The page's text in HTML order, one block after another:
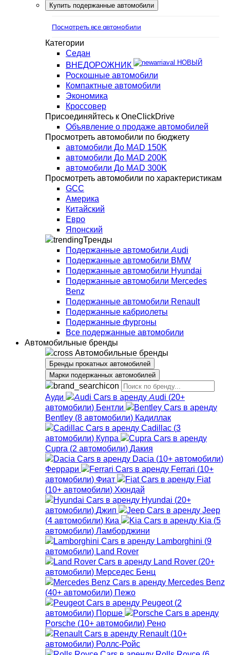
Купить подержанные автомобили
Посмотреть все автомобили
Категории
Седан
ВНЕДОРОЖНИК
НОВЫЙ
Роскошные автомобили
Компактные автомобили
Экономика
Кроссовер
Присоединяйтесь к OneClickDrive
Объявление о продаже автомобилей
Просмотреть автомобили по бюджету
автомобили До MAD 150K
автомобили До MAD 200K
автомобили До MAD 300K
Просмотреть автомобили по характеристикам
GCC
Америка
Китайский
Евро
Японский
Тренды
Подержанные автомобили Audi
Подержанные автомобили BMW
Подержанные автомобили Hyundai
Подержанные автомобили Mercedes
Benz
Подержанные автомобили Renault
Подержанные кабриолеты
Подержанные фургоны
Все подержанные автомобили
Автомобильные бренды
Автомобильные бренды
Бренды прокатных автомобилей
Марки подержанных автомобилей
Ауди Audi (20+
автомобили) Бентли
Bentley (8 автомобили) Кадиллак
Cadillac (3
автомобили) Купра
Cupra (2 автомобили) Дакия
Dacia (10+ автомобили)
Феррари
Ferrari (10+
автомобили) Фиат
Fiat
(10+ автомобили) Хюндай
Hyundai (20+
автомобили) Джип
Jeep
(4 автомобили) Киа Kia (5
автомобили) Ламборджини
Lamborghini (9
автомобили) Land Rover
Land Rover (20+
автомобили) Мерседес Бенц
Mercedes Benz
(40+ автомобили) Пежо
Peugeot (2
автомобили) Порше
Porsche (10+ автомобили) Рено
Renault (10+
автомобили) Роллс-Ройс